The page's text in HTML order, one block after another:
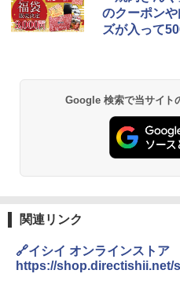
のクーポン
ズが入って
Google 検索で当サイト
関連リンク
🔗イシイ オンラインストア
https://shop.directishii.net/